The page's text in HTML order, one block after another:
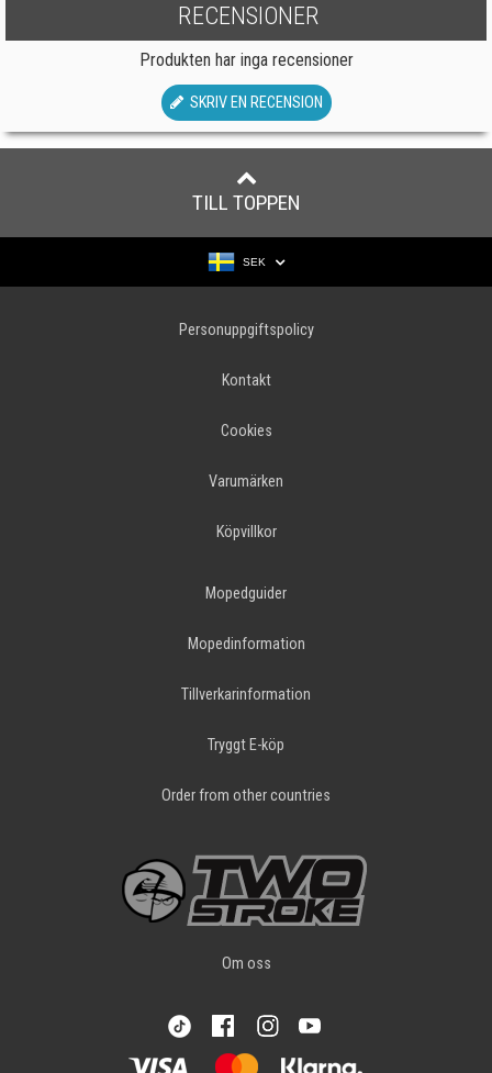
RECENSIONER
Produkten har inga recensioner
SKRIV EN RECENSION
TILL TOPPEN
SEK
Personuppgiftspolicy
Kontakt
Cookies
Varumärken
Köpvillkor
Mopedguider
Mopedinformation
Tillverkarinformation
Tryggt E-köp
Order from other countries
Om oss